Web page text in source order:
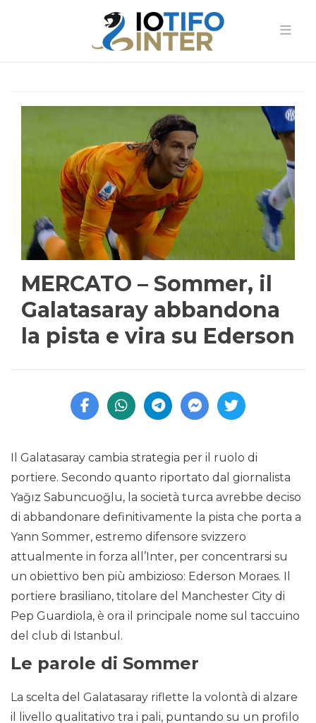
MERCATO – Sommer, il
Galatasaray abbandona
la pista e vira su Ederson
Il Galatasaray cambia strategia per il ruolo di
portiere. Secondo quanto riportato dal giornalista
Yağız Sabuncuoğlu, la società turca avrebbe deciso
di abbandonare definitivamente la pista che porta a
Yann Sommer, estremo difensore svizzero
attualmente in forza all’Inter, per concentrarsi su
un obiettivo ben più ambizioso: Ederson Moraes. Il
portiere brasiliano, titolare del Manchester City di
Pep Guardiola, è ora il principale nome sul taccuino
del club di Istanbul.
Le parole di Sommer
La scelta del Galatasaray riflette la volontà di alzare
il livello qualitativo tra i pali, puntando su un profilo